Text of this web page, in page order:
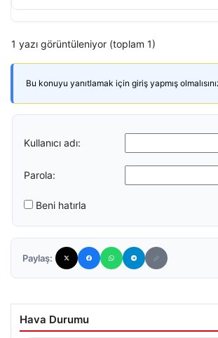
1 yazı görüntüleniyor (toplam 1)
Bu konuyu yanıtlamak için giriş yapmış
Kullanıcı adı:
Parola:
Beni hatırla
Paylaş:
Hava Durumu